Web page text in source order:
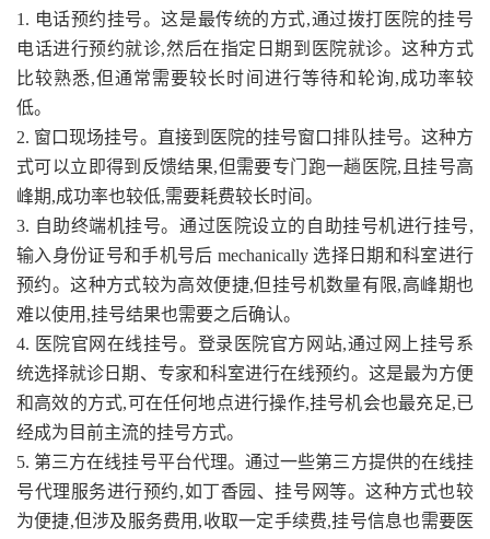
1. 电话预约挂号。这是最传统的方式,通过拨打医院的挂号
电话进行预约就诊,然后在指定日期到医院就诊。这种方式
比较熟悉,但通常需要较长时间进行等待和轮询,成功率较
低。
2. 窗口现场挂号。直接到医院的挂号窗口排队挂号。这种方
式可以立即得到反馈结果,但需要专门跑一趟医院,且挂号高
峰期,成功率也较低,需要耗费较长时间。
3. 自助终端机挂号。通过医院设立的自助挂号机进行挂号,
输入身份证号和手机号后 mechanically 选择日期和科室进行
预约。这种方式较为高效便捷,但挂号机数量有限,高峰期也
难以使用,挂号结果也需要之后确认。
4. 医院官网在线挂号。登录医院官方网站,通过网上挂号系
统选择就诊日期、专家和科室进行在线预约。这是最为方便
和高效的方式,可在任何地点进行操作,挂号机会也最充足,已
经成为目前主流的挂号方式。
5. 第三方在线挂号平台代理。通过一些第三方提供的在线挂
号代理服务进行预约,如丁香园、挂号网等。这种方式也较
为便捷,但涉及服务费用,收取一定手续费,挂号信息也需要医